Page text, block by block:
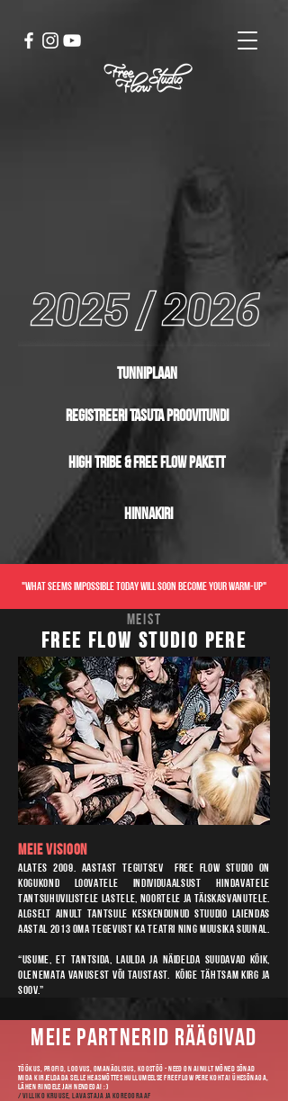
with the
flow
aastat loovust
tunniplaan
registreeri tasuta proovitundi
HIGH TRIBE & Free flow pakett
hinnakiri
"WHAT SEEMS IMPOSSIBLE TODAY WILL SOON BECOME YOUR WARM-UP"
meist
Free Flow studio pere
MEIE VISIOON
Alates 2009. aastast tegutsev Free Flow studio on
kogukond loovatele individuaalsust hindavatele
tantsuhuvilistele lastele, noortele ja täiskasvanutele.
Algselt ainult tantsule keskendunud stuudio laiendas
aastal 2013 oma tegevust ka teatri ning muusika suunal.
“Usume, et tantsida, laulda ja näidelda suudavad kõik,
olenemata vanusest või taustast. kõige tähtsam KIRG ja
SOOV.”​
Meie PARTnERID RÄÄGIVAD
Töökus, profid, loovus, omanäolisus, koostöö - need on ainult mõned sõnad
mida kirjeldada selle heasmõttes hullumeelse free flow pere kohta! Ühesõnaga,
lähen rindele jah nendega! :)
/Villiko Kruuse, lavastaja ja koreograaf